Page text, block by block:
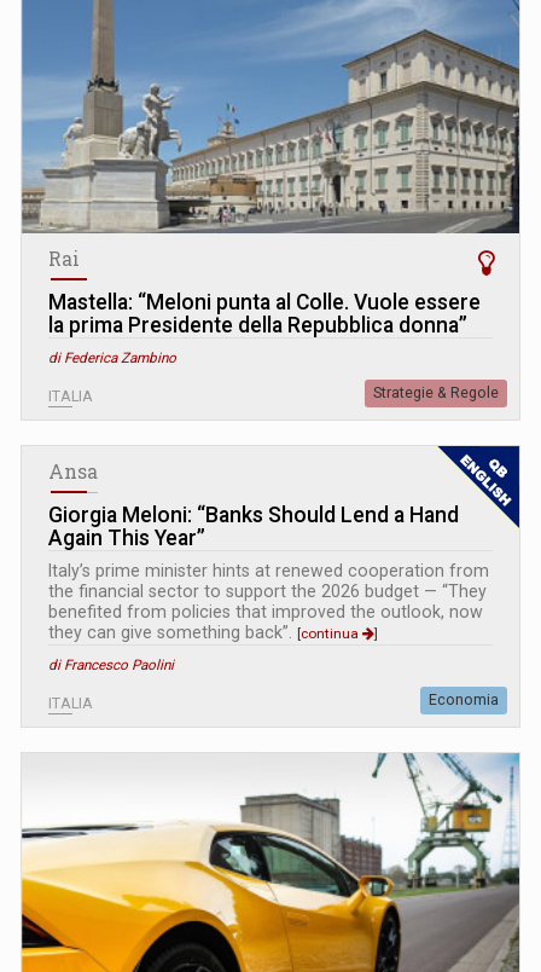
Rai
Mastella: “Meloni punta al Colle. Vuole essere
la prima Presidente della Repubblica donna”
di Federica Zambino
ITALIA Strategie & Regole
Ansa
Giorgia Meloni: “Banks Should Lend a Hand
Again This Year”
Italy’s prime minister hints at renewed cooperation from
the financial sector to support the 2026 budget — “They
benefited from policies that improved the outlook, now
they can give something back”.
[continua
]
di Francesco Paolini
ITALIA Economia